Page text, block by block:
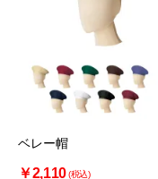
ベレー帽
￥2,110(税込)